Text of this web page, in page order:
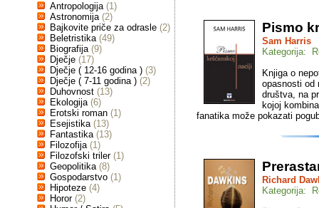
Antropologija (1)
Astronomija (2)
Bajkovite priče za odrasle (2)
Beletristika (49)
Biografija (9)
Dječje (17)
Dječje ( 12-16 godina ) (3)
Dječje ( 7-11 godina ) (2)
Duhovnost (13)
Ekologija (6)
Erotski roman (1)
Esejistika (13)
Fantastika (13)
Filozofija (1)
Filozofski triler (1)
Geopolitika (8)
Gospodarstvo (1)
Hipoteze (4)
Horor (2)
Pismo
Sam Harris
Kategorija:
Knjiga o
opasnosti od
društva, na
kojoj
fanatika može pokazati
Richard
Kategorija: